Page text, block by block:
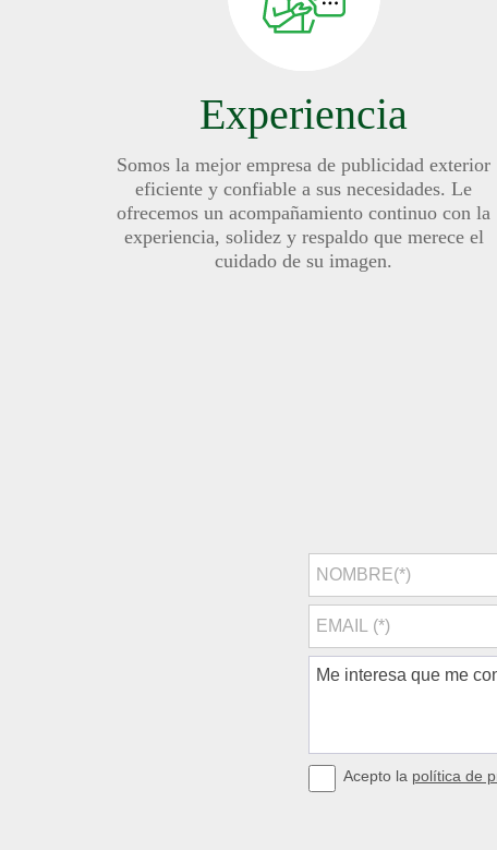
Experiencia
Somos la mejor empresa de publicidad exterior
eficiente y confiable a sus necesidades. Le
ofrecemos un acompañamiento continuo con la
experiencia, solidez y respaldo que merece el
cuidado de su imagen.
Acepto la política de